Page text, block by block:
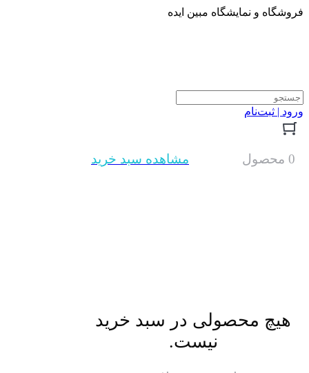
فروشگاه و نمایشگاه مبین ایده
ورود | ثبت‌نام
0 محصول مشاهده سبد خرید
هیچ محصولی در سبد خرید
نیست.